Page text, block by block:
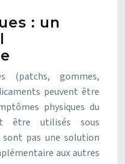
: un
(patchs, gommes,
peuvent être
physiques du
être utilisés sous
sont pas une solution
aux autres